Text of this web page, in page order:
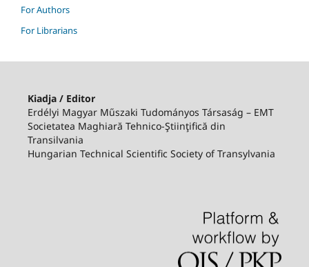
For Authors
For Librarians
Kiadja / Editor
Erdélyi Magyar Műszaki Tudományos Társaság – EMT
Societatea Maghiară Tehnico-Ştiinţifică din
Transilvania
Hungarian Technical Scientific Society of Transylvania